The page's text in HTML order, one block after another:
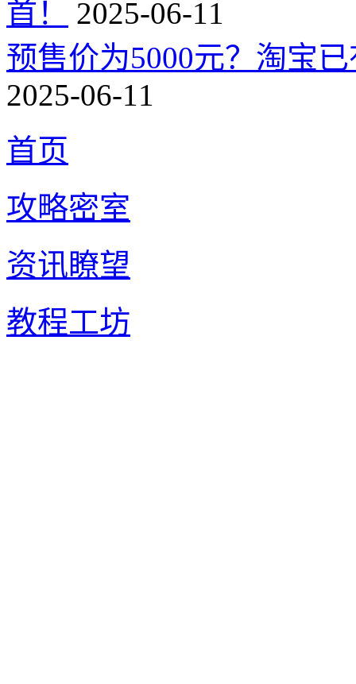
首！
2025-06-11
预售价为5000元？淘宝
2025-06-11
首页
攻略密室
资讯瞭望
教程工坊